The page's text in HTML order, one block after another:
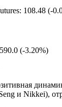
108.48 (-
(-3.20%)
и Nikkei),